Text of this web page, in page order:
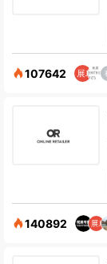
107642
140892